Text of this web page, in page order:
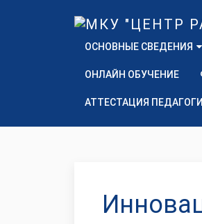
ОСНОВНЫЕ СВЕДЕНИЯ
ОНЛАЙН ОБУЧЕНИЕ
АТТЕСТАЦИЯ